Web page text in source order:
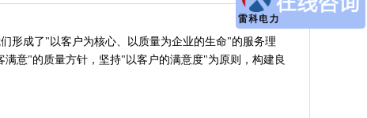
成了"以客户为核心、以质量为企业的生命"的服务理
意"的质量方针，坚持"以客户的满意度"为原则，构建良